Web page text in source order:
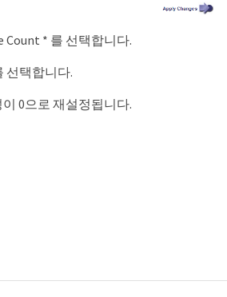
Count * 를 선택합니다.
선택합니다.
0으로 재설정됩니다.